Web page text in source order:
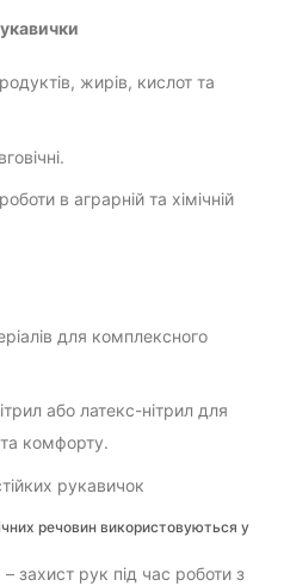
жирів, кислот та
в аграрній та хімічній
для комплексного
або латекс-нітрил для
та комфорту.
рукавичок
речовин використовуються у
захист рук під час роботи з